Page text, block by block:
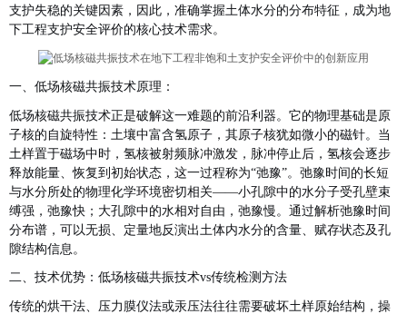
支护失稳的关键因素，因此，准确掌握土体水分的分布特征，成为地
下工程支护安全评价的核心技术需求。
一、 低场核磁共振技术原理：
低场核磁共振技术正是破解这一难题的前沿利器。它的物理基础是原
子核的自旋特性：土壤中富含氢原子，其原子核犹如微小的磁针。当
土样置于磁场中时，氢核被射频脉冲激发，脉冲停止后，氢核会逐步
释放能量、恢复到初始状态，这一过程称为“弛豫”。弛豫时间的长短
与水分所处的物理化学环境密切相关——小孔隙中的水分子受孔壁束
缚强，弛豫快；大孔隙中的水相对自由，弛豫慢 。通过解析弛豫时间
分布谱，可以无损、定量地反演出土体内水分的含量、赋存状态及孔
隙结构信息 。
二、技术优势： 低场核磁共振技术vs传统检测方法
传统的烘干法、压力膜仪法或汞压法往往需要破坏土样原始结构，操